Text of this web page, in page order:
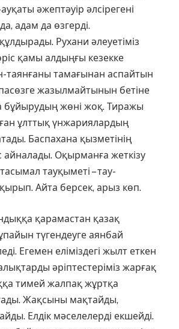
әжептәуір әлсірегені
адам да өзгерді.
Рухани әлеуетіміз
қамы алдыңғы кезекке
таянғаны тамағынан аспайтын
жазылмайтынын бетіне
бұйырудың жөні жоқ. Тиражы
ұлттық үнжариялардың
Баспахана қызметінің
айналады. Оқырманға жеткізу
тауқыметі – тау­
Айта берсек, арыз көп.
қарамастан қазақ
түгендеуге аянбай
Егемен еліміздегі жылт еткен
әріптестеріміз жарғақ
тимей жалпақ жұртқа
Жақсыны мақтайды,
Елдік мәселелерді екшейді.